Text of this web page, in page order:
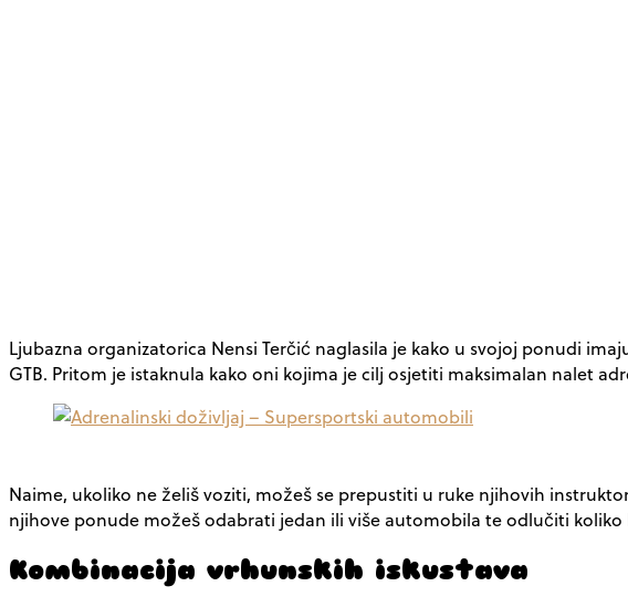
Ljubazna organizatorica Nensi Terčić naglasila je kako u svojoj ponudi
GTB. Pritom je istaknula kako oni kojima je cilj osjetiti maksimalan nalet
Naime, ukoliko ne želiš voziti, možeš se prepustiti u ruke njihovih
njihove ponude možeš odabrati jedan ili više automobila te odlučiti koliko
Kombinacija vrhunskih iskustava